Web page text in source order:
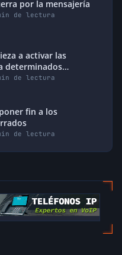
por la mensajería
de lectura
a activar las
determinados
de lectura
fin a los
de lectura